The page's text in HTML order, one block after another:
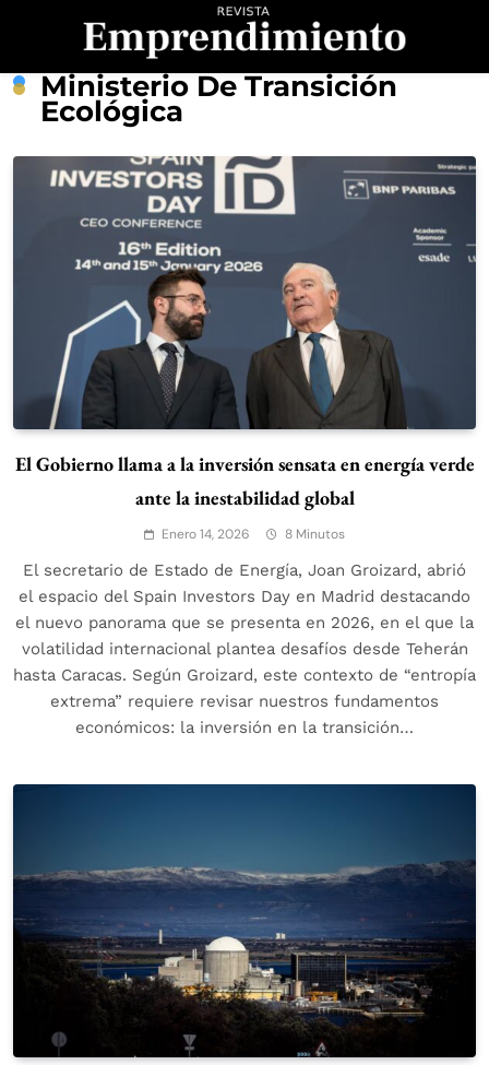
Revista
Emprendimiento
Ministerio De Transición
Ecológica
El Gobierno llama a la inversión sensata en energía verde
ante la inestabilidad global
Enero 14, 2026 8 Minutos
El secretario de Estado de Energía, Joan Groizard, abrió
el espacio del Spain Investors Day en Madrid destacando
el nuevo panorama que se presenta en 2026, en el que la
volatilidad internacional plantea desafíos desde Teherán
hasta Caracas. Según Groizard, este contexto de “entropía
extrema” requiere revisar nuestros fundamentos
económicos: la inversión en la transición…